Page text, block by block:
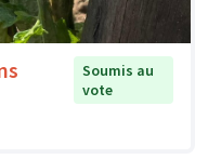
Soumis au
vote